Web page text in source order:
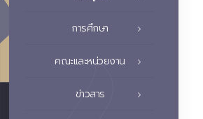
การศึกษา
คณะและหน่วยงาน
ข่าวสาร